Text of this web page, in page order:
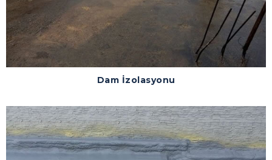
Dam İzolasyonu